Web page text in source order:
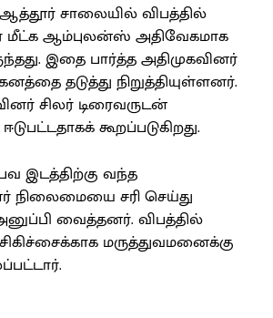
சாலையில் விபத்தில்
மீட்க ஆம்புலன்ஸ் அதிவேகமாக
இதை பார்த்த அதிமுகவினர்
தடுத்து நிறுத்தியுள்ளனர்.
சிலர் டிரைவருடன்
கூறப்படுகிறது.
இடத்திற்கு வந்த
நிலைமையை சரி செய்து
வைத்தனர். விபத்தில்
மருத்துவமனைக்கு